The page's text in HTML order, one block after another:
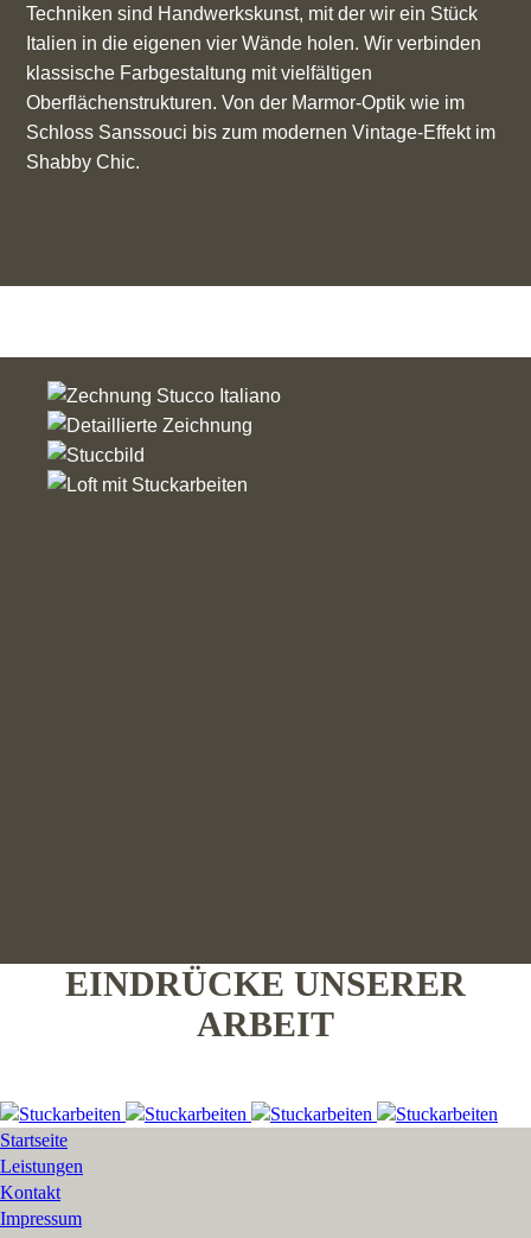
Techniken sind Handwerkskunst, mit der wir ein Stück
Italien in die eigenen vier Wände holen. Wir verbinden
klassische Farbgestaltung mit vielfältigen
Oberflächenstrukturen. Von der Marmor-Optik wie im
Schloss Sanssouci bis zum modernen Vintage-Effekt im
Shabby Chic.
EINDRÜCKE UNSERER
ARBEIT
Startseite
Leistungen
Kontakt
Impressum